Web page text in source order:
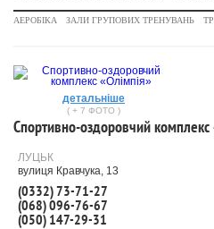
АЕРОБІКА ЗАЛИ ГРУПОВИХ ТРЕНУВАНЬ
детальніше
( + 7 ФОТО )
Спортивно-оздоровчий комплекс
ЛУЦЬК
вулиця Кравчука, 13
(0332) 73-71-27
(068) 096-76-67
(050) 147-29-31